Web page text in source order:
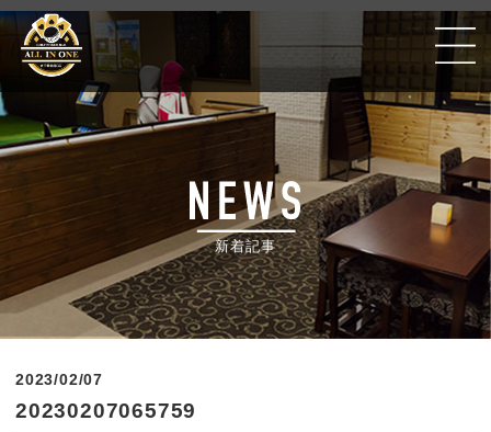
Golf Poker Bar ALLIN ONE #千葉銀座CC
新着記事
2023/02/07
20230207065759